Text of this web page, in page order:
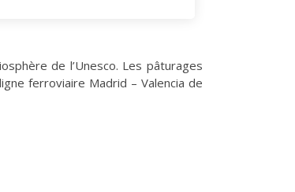
de l’Unesco. Les pâturages
ferroviaire Madrid – Valencia de